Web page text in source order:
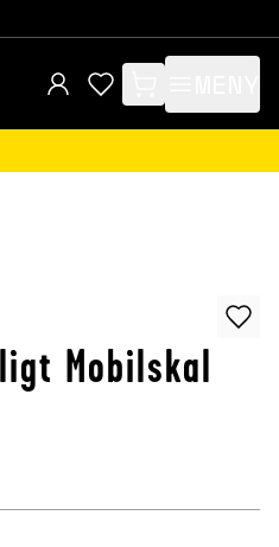
items in cart, view
Mobilskal